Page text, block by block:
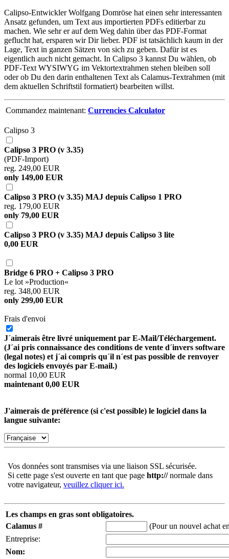
Calipso-Entwickler Wolfgang Domröse hat einen sehr interessanten
Ansatz gefunden, um Text aus importierten PDFs editierbar zu
machen. Wie sehr er auf dem Weg dahin über das PDF-Format
geflucht hat, ersparen wir Dir lieber. PDF ist tatsächlich kaum in der
Lage, Text in ganzen Sätzen von sich zu geben. Dafür ist es
eigentlich auch nicht gemacht. In Calipso 3 kannst Du wählen, ob
PDF-Text WYSIWYG im Vektortextrahmen stehen bleiben soll
oder ob Du den darin enthaltenen Text als Calamus-Textrahmen (mit
dem aktuellen Schriftstil formatiert) bearbeiten willst.
Commandez maintenant: Currencies Calculator
Calipso 3
Calipso 3 PRO (v 3.35)
(PDF-Import)
reg. 249,00 EUR
only 149,00 EUR
Calipso 3 PRO (v 3.35) MAJ depuis Calipso 1 PRO
reg. 179,00 EUR
only 79,00 EUR
Calipso 3 PRO (v 3.35) MAJ depuis Calipso 3 lite
0,00 EUR
Bridge 6 PRO + Calipso 3 PRO
Le lot »Production«
reg. 348,00 EUR
only 299,00 EUR
Frais d'envoi
J´aimerais être livré uniquement par E-Mail/Téléchargement.
(J´ai pris connaissance des conditions de vente d´invers software
(legal notes) et j´ai compris qu´il n´est pas possible de renvoyer
des logiciels envoyés par E-mail.)
normal 10,00 EUR
maintenant 0,00 EUR
J'aimerais de préférence (si c'est possible) le logiciel dans la
langue suivante:
Vos données sont transmises via une liaison SSL sécurisée.
Si cette page s'est ouverte en tant que page http://normale dans
votre navigateur, veuillez cliquer ici.
Les champs en gras sont obligatoires.
Calamus #
(Pour un nouvel achat
Entreprise:
Nom: